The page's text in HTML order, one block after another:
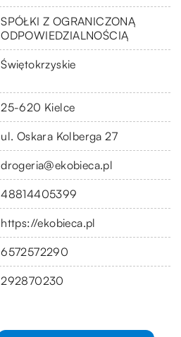
SPÓŁKI Z OGRANICZONĄ
ODPOWIEDZIALNOŚCIĄ
Świętokrzyskie
25-620 Kielce
ul. Oskara Kolberga 27
drogeria@ekobieca.pl
48814405399
https://ekobieca.pl
6572572290
292870230